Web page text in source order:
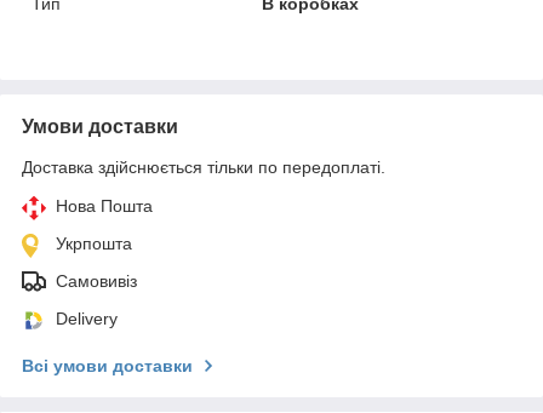
Умови доставки
Доставка здійснюється тільки по передоплаті.
Нова Пошта
Укрпошта
Самовивіз
Delivery
Всі умови доставки